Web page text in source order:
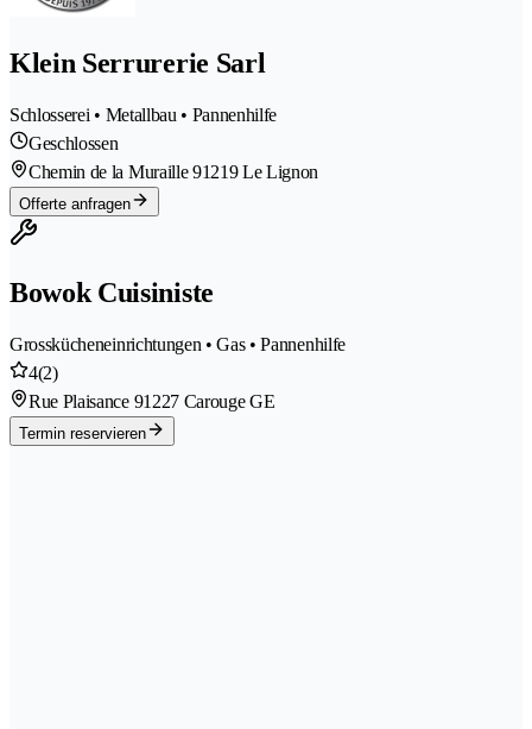
Klein Serrurerie Sarl
Schlosserei • Metallbau • Pannenhilfe
Geschlossen
Chemin de la Muraille 91219 Le Lignon
Offerte anfragen
Bowok Cuisiniste
Grosskücheneinrichtungen • Gas • Pannenhilfe
4(2)
Rue Plaisance 91227 Carouge GE
Termin reservieren